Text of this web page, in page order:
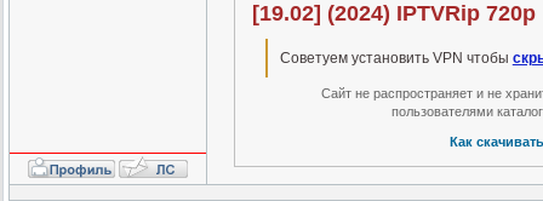
[19.02] (2024) IPTVRip 720p
Советуем установить VPN чтобы
Сайт не распространяет и не
пользователями
Как